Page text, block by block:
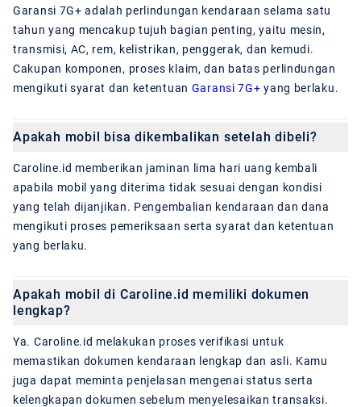
Garansi 7G+ adalah perlindungan kendaraan selama satu
tahun yang mencakup tujuh bagian penting, yaitu mesin,
transmisi, AC, rem, kelistrikan, penggerak, dan kemudi.
Cakupan komponen, proses klaim, dan batas perlindungan
mengikuti syarat dan ketentuan Garansi 7G+ yang berlaku.
Apakah mobil bisa dikembalikan setelah dibeli?
Caroline.id memberikan jaminan lima hari uang kembali
apabila mobil yang diterima tidak sesuai dengan kondisi
yang telah dijanjikan. Pengembalian kendaraan dan dana
mengikuti proses pemeriksaan serta syarat dan ketentuan
yang berlaku.
Apakah mobil di Caroline.id memiliki dokumen
lengkap?
Ya. Caroline.id melakukan proses verifikasi untuk
memastikan dokumen kendaraan lengkap dan asli. Kamu
juga dapat meminta penjelasan mengenai status serta
kelengkapan dokumen sebelum menyelesaikan transaksi.